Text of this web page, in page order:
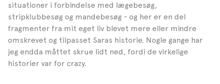
situationer i forbindelse med lægebesøg,
stripklubbesøg og mandebesøg - og her er en del
fragmenter fra mit eget liv blevet mere eller mindre
omskrevet og tilpasset Saras historie. Nogle gange har
jeg endda måttet skrue lidt ned, fordi de virkelige
historier var for crazy.